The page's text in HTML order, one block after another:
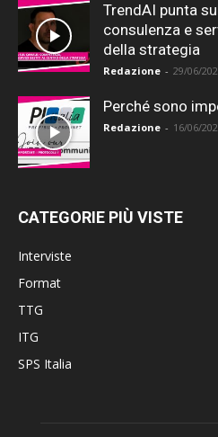
TrendAI punta
consulenza e
della strategia
Redazione - 29/06/
Perché sono
Redazione - 16/06/
CATEGORIE PIÙ VISTE
Interviste
Format
TTG
ITG
SPS Italia